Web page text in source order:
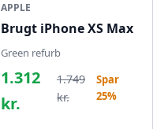
APPLE
Brugt iPhone XS Max
Green refurb
1.312
kr.
1.749
kr.
Spar
25%